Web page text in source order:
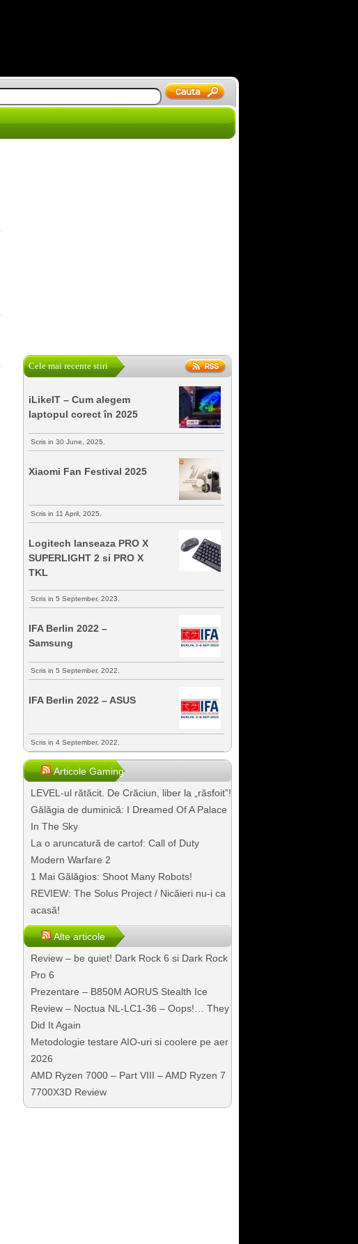
Cele mai recente stiri
iLikeIT – Cum alegem
laptopul corect în 2025
Scris in 30 June, 2025.
Xiaomi Fan Festival 2025
Scris in 11 April, 2025.
Logitech lanseaza PRO X
SUPERLIGHT 2 si PRO X
TKL
Scris in 5 September, 2023.
IFA Berlin 2022 –
Samsung
Scris in 5 September, 2022.
IFA Berlin 2022 – ASUS
Scris in 4 September, 2022.
Articole Gaming
LEVEL-ul rătăcit. De Crăciun, liber la „răsfoit”!
Gălăgia de duminică: I Dreamed Of A Palace
In The Sky
La o aruncatură de cartof: Call of Duty
Modern Warfare 2
1 Mai Gălăgios: Shoot Many Robots!
REVIEW: The Solus Project / Nicăieri nu-i ca
acasă!
Alte articole
Review – be quiet! Dark Rock 6 si Dark Rock
Pro 6
Prezentare – B850M AORUS Stealth Ice
Review – Noctua NL-LC1-36 – Oops!… They
Did It Again
Metodologie testare AIO-uri si coolere pe aer
2026
AMD Ryzen 7000 – Part VIII – AMD Ryzen 7
7700X3D Review